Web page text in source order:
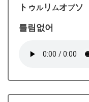
トゥルリ ムオプソ
틀림없어